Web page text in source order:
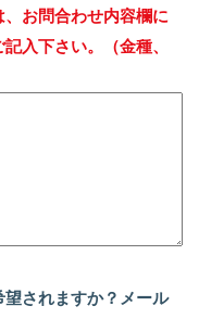
お問合わせ内容欄に
入下さい。（金種、
されますか？メール